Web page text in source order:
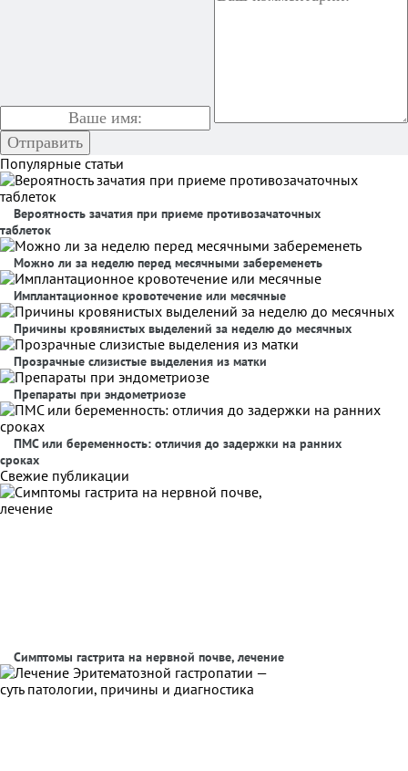
Популярные статьи
Вероятность зачатия при приеме противозачаточных
таблеток
Можно ли за неделю перед месячными забеременеть
Имплантационное кровотечение или месячные
Причины кровянистых выделений за неделю до месячных
Прозрачные слизистые выделения из матки
Препараты при эндометриозе
ПМС или беременность: отличия до задержки на ранних
сроках
Свежие публикации
Симптомы гастрита на нервной почве, лечение